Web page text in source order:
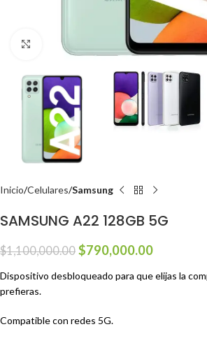
Click to enlarge
Inicio Celulares Samsung
SAMSUNG A22 128GB 5G
$1,100,000.00 $790,000.00
Dispositivo desbloqueado para que elijas la
prefieras.
Compatible con redes 5G.